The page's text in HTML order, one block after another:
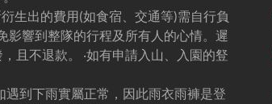
生出的費用(如食宿、交通等)需自行負
影響到整隊的行程及所有人的心情。遲
且不退款。 ‧如有申請入山、入園的豋
到下雨實屬正常，因此雨衣雨褲是登